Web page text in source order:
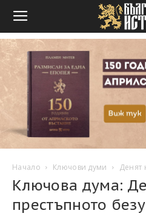
Начало Ключови думи Денят
Ключова дума:
престъпното